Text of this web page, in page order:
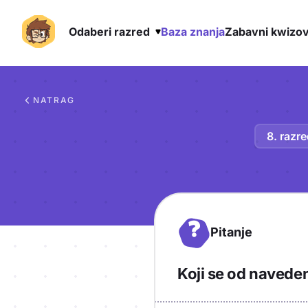
Odaberi razred Baza znanjaZabavni
NATRAG
8.
? Pitanje
Koji se od